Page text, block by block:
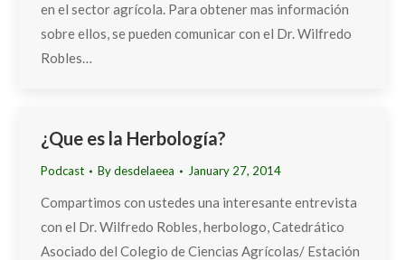
en el sector agrícola. Para obtener mas información
sobre ellos, se pueden comunicar con el Dr. Wilfredo
Robles…
¿Que es la Herbología?
Podcast Bydesdelaeea January 27, 2014
Compartimos con ustedes una interesante entrevista
con el Dr. Wilfredo Robles, herbologo, Catedrático
Asociado del Colegio de Ciencias Agrícolas/ Estación